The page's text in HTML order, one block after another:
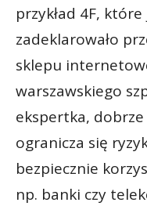
przykład 4F,
zadeklarowało
sklepu
warszawskiego
ekspertka,
ogranicza się
bezpiecznie
np. banki czy